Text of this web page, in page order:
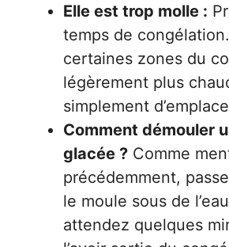
Elle est trop molle :
temps de
certaines zones du
légèrement plus
simplement
Comment démouler
glacée ? Comme
précédemment,
le moule sous de
attendez quelques